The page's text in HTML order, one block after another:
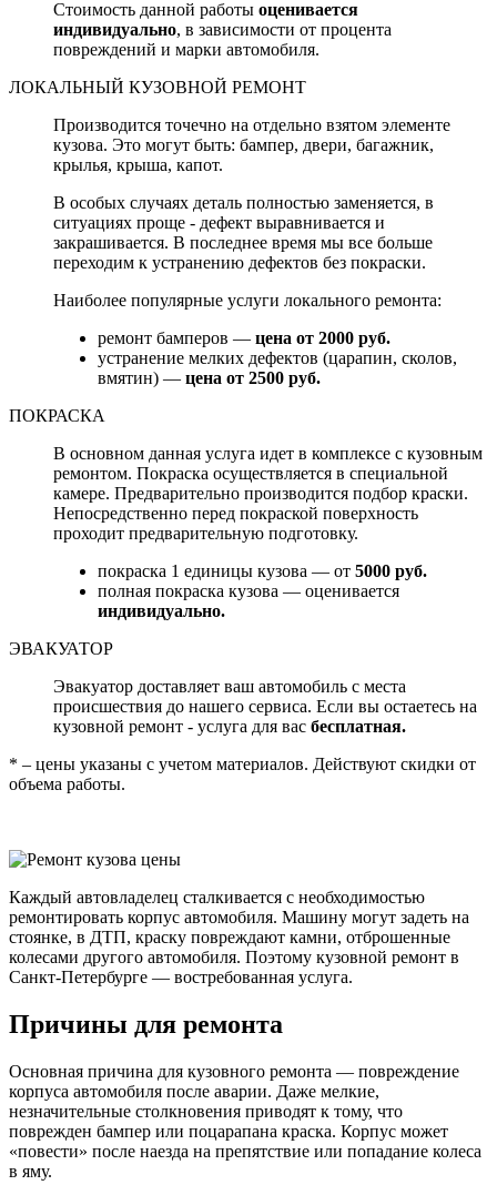
Стоимость данной работы оценивается
индивидуально, в зависимости от процента
повреждений и марки автомобиля.
ЛОКАЛЬНЫЙ КУЗОВНОЙ РЕМОНТ
Производится точечно на отдельно взятом элементе
кузова. Это могут быть: бампер, двери, багажник,
крылья, крыша, капот.
В особых случаях деталь полностью заменяется, в
ситуациях проще - дефект выравнивается и
закрашивается. В последнее время мы все больше
переходим к устранению дефектов без покраски.
Наиболее популярные услуги локального ремонта:
ремонт бамперов — цена от 2000 руб.
устранение мелких дефектов (царапин, сколов,
вмятин) — цена от 2500 руб.
ПОКРАСКА
В основном данная услуга идет в комплексе с кузовным
ремонтом. Покраска осуществляется в специальной
камере. Предварительно производится подбор краски.
Непосредственно перед покраской поверхность
проходит предварительную подготовку.
покраска 1 единицы кузова — от 5000 руб.
полная покраска кузова — оценивается
индивидуально.
ЭВАКУАТОР
Эвакуатор доставляет ваш автомобиль с места
происшествия до нашего сервиса. Если вы остаетесь на
кузовной ремонт - услуга для вас бесплатная.
* – цены указаны с учетом материалов. Действуют скидки от
объема работы.
Каждый автовладелец сталкивается с необходимостью
ремонтировать корпус автомобиля. Машину могут задеть на
стоянке, в ДТП, краску повреждают камни, отброшенные
колесами другого автомобиля. Поэтому кузовной ремонт в
Санкт-Петербурге — востребованная услуга.
Причины для ремонта
Основная причина для кузовного ремонта — повреждение
корпуса автомобиля после аварии. Даже мелкие,
незначительные столкновения приводят к тому, что
поврежден бампер или поцарапана краска. Корпус может
«повести» после наезда на препятствие или попадание колеса
в яму.